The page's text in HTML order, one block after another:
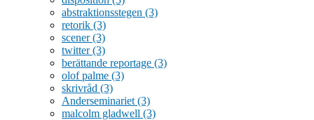
abstraktionsstegen (3)
retorik (3)
scener(3)
twitter(3)
berättande reportage (3)
olof palme (3)
skrivråd (3)
Anderseminariet (3)
malcolm gladwell (3)